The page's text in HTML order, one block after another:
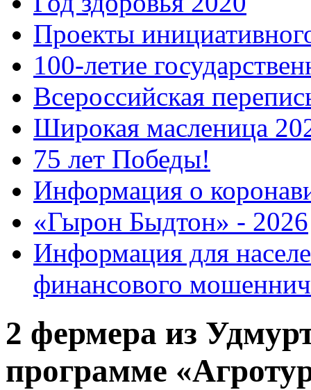
Проекты
100-летие
Всероссийская
Широкая масленица
75 лет Победы!
Информация о
«Гырон Быдтон» - 2026
Информация для
финансового
2 фермера из
программе